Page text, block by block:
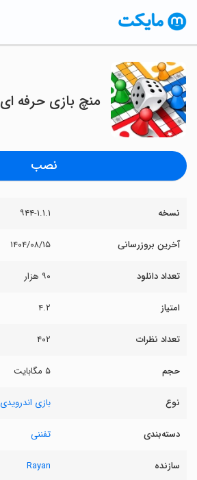
‏منچ بازی حرفه ای
نصب
نسخه ۹۴۴-۱.۱.۱
آخرین بروزرسانی ۱۴۰۴/۰۸/۱۵
تعداد دانلود ۹۰ هزار
امتیاز ۴.۲
تعداد نظرات ۴۰۲
حجم ۵ مگابایت
نوع بازی اندرویدی
دسته‌بندی تفننی
سازنده Rayan